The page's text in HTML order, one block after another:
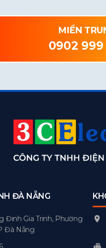
MIỀN
0902 999
ĐÀ NẴNG
Đinh Gia Trinh, Phường
Đà Nẵng